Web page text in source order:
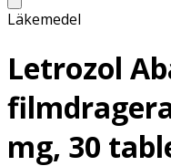
Läkemedel
Letrozol
mg, 30